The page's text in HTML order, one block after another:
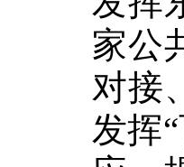
家公
对接
发挥